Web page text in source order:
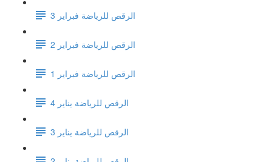
الرقص للرياضة فبراير 3
الرقص للرياضة فبراير 2
الرقص للرياضة فبراير 1
الرقص للرياضة يناير 4
الرقص للرياضة يناير 3